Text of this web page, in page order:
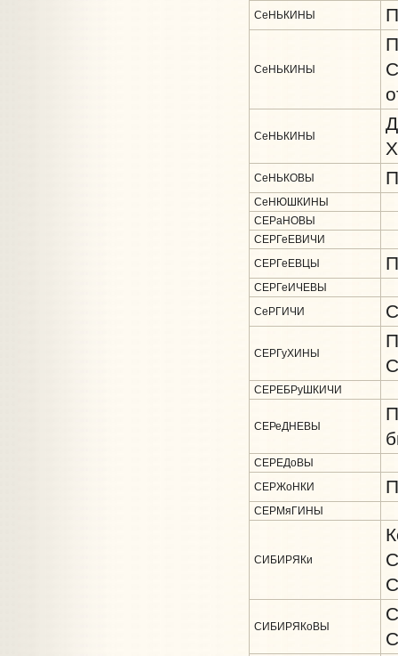
СеНЬКИНЫ
СеНЬКИНЫ
СеНЬКИНЫ
СеНЬКОВЫ
СеНЮШКИНЫ
СЕРаНОВЫ
СЕРГеЕВИЧИ
СЕРГеЕВЦЫ
СЕРГеИЧЕВЫ
СеРГИЧИ
СЕРГуХИНЫ
СЕРЕБРуШКИЧИ
СЕРеДНЕВЫ
СЕРЕДоВЫ
СЕРЖоНКИ
СЕРМяГИНЫ
СИБИРЯКи
СИБИРЯКоВЫ